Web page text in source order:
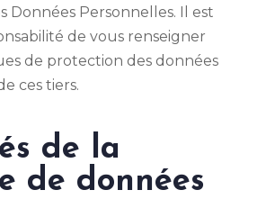
Données Personnelles. Il est
de vous renseigner
de protection des données
ces tiers.
de la
de données